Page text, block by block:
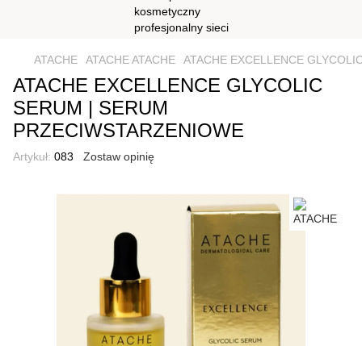
ATACHE ATACHE ATACHE ATACHE EXCELLENCE
ATACHE EXCELLENCE GLYCOLIC
SERUM | SERUM
PRZECIWSTARZENIOWE
Artykuł: 083 Zostaw opinię